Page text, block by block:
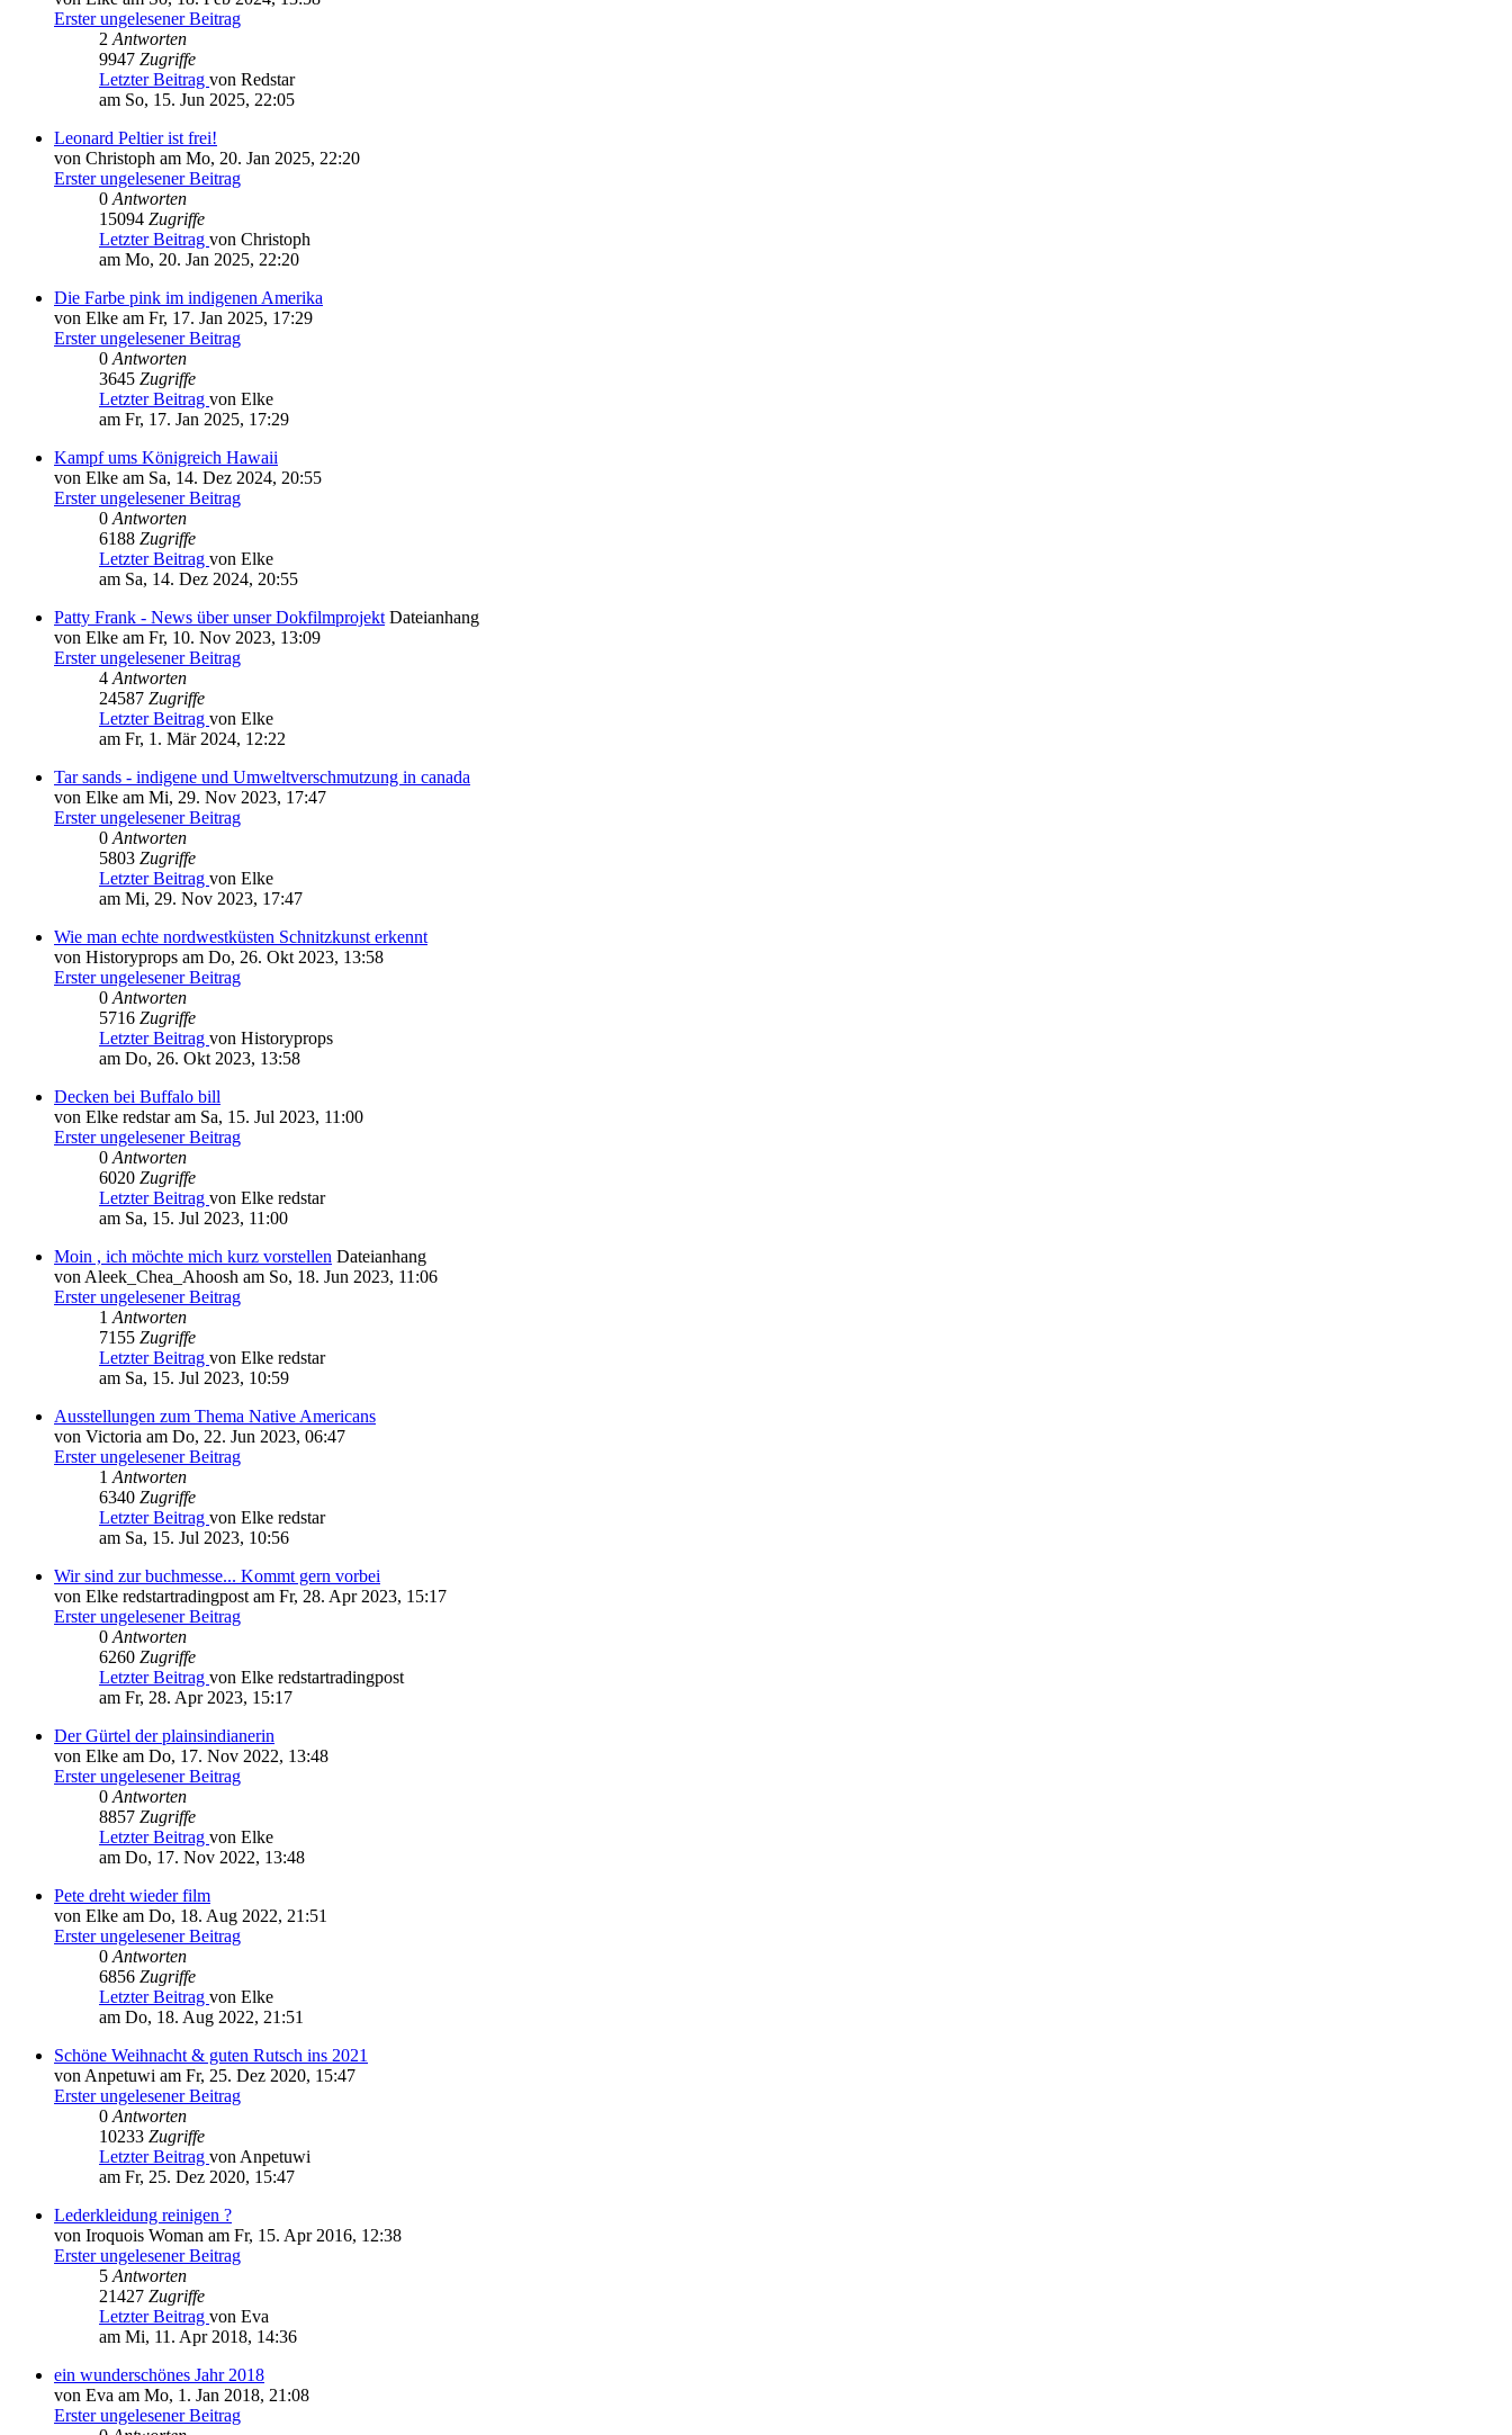
Erster ungelesener Beitrag
2 Antworten
9947 Zugriffe
Letzter Beitrag von Redstar
am So, 15. Jun 2025, 22:05
Leonard Peltier ist frei!
von Christoph am Mo, 20. Jan 2025, 22:20
Erster ungelesener Beitrag
0 Antworten
15094 Zugriffe
Letzter Beitrag von Christoph
am Mo, 20. Jan 2025, 22:20
Die Farbe pink im indigenen Amerika
von Elke am Fr, 17. Jan 2025, 17:29
Erster ungelesener Beitrag
0 Antworten
3645 Zugriffe
Letzter Beitrag von Elke
am Fr, 17. Jan 2025, 17:29
Kampf ums Königreich Hawaii
von Elke am Sa, 14. Dez 2024, 20:55
Erster ungelesener Beitrag
0 Antworten
6188 Zugriffe
Letzter Beitrag von Elke
am Sa, 14. Dez 2024, 20:55
Patty Frank - News über unser Dokfilmprojekt Dateianhang
von Elke am Fr, 10. Nov 2023, 13:09
Erster ungelesener Beitrag
4 Antworten
24587 Zugriffe
Letzter Beitrag von Elke
am Fr, 1. Mär 2024, 12:22
Tar sands - indigene und Umweltverschmutzung in canada
von Elke am Mi, 29. Nov 2023, 17:47
Erster ungelesener Beitrag
0 Antworten
5803 Zugriffe
Letzter Beitrag von Elke
am Mi, 29. Nov 2023, 17:47
Wie man echte nordwestküsten Schnitzkunst erkennt
von Historyprops am Do, 26. Okt 2023, 13:58
Erster ungelesener Beitrag
0 Antworten
5716 Zugriffe
Letzter Beitrag von Historyprops
am Do, 26. Okt 2023, 13:58
Decken bei Buffalo bill
von Elke redstar am Sa, 15. Jul 2023, 11:00
Erster ungelesener Beitrag
0 Antworten
6020 Zugriffe
Letzter Beitrag von Elke redstar
am Sa, 15. Jul 2023, 11:00
Moin , ich möchte mich kurz vorstellen Dateianhang
von Aleek_Chea_Ahoosh am So, 18. Jun 2023, 11:06
Erster ungelesener Beitrag
1 Antworten
7155 Zugriffe
Letzter Beitrag von Elke redstar
am Sa, 15. Jul 2023, 10:59
Ausstellungen zum Thema Native Americans
von Victoria am Do, 22. Jun 2023, 06:47
Erster ungelesener Beitrag
1 Antworten
6340 Zugriffe
Letzter Beitrag von Elke redstar
am Sa, 15. Jul 2023, 10:56
Wir sind zur buchmesse... Kommt gern vorbei
von Elke redstartradingpost am Fr, 28. Apr 2023, 15:17
Erster ungelesener Beitrag
0 Antworten
6260 Zugriffe
Letzter Beitrag von Elke redstartradingpost
am Fr, 28. Apr 2023, 15:17
Der Gürtel der plainsindianerin
von Elke am Do, 17. Nov 2022, 13:48
Erster ungelesener Beitrag
0 Antworten
8857 Zugriffe
Letzter Beitrag von Elke
am Do, 17. Nov 2022, 13:48
Pete dreht wieder film
von Elke am Do, 18. Aug 2022, 21:51
Erster ungelesener Beitrag
0 Antworten
6856 Zugriffe
Letzter Beitrag von Elke
am Do, 18. Aug 2022, 21:51
Schöne Weihnacht & guten Rutsch ins 2021
von Anpetuwi am Fr, 25. Dez 2020, 15:47
Erster ungelesener Beitrag
0 Antworten
10233 Zugriffe
Letzter Beitrag von Anpetuwi
am Fr, 25. Dez 2020, 15:47
Lederkleidung reinigen ?
von Iroquois Woman am Fr, 15. Apr 2016, 12:38
Erster ungelesener Beitrag
5 Antworten
21427 Zugriffe
Letzter Beitrag von Eva
am Mi, 11. Apr 2018, 14:36
ein wunderschönes Jahr 2018
von Eva am Mo, 1. Jan 2018, 21:08
Erster ungelesener Beitrag